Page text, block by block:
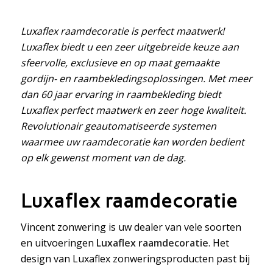
Luxaflex raamdecoratie is perfect maatwerk!
Luxaflex biedt u een zeer uitgebreide keuze aan
sfeervolle, exclusieve en op maat gemaakte
gordijn- en raambekledingsoplossingen. Met meer
dan 60 jaar ervaring in raambekleding biedt
Luxaflex perfect maatwerk en zeer hoge kwaliteit.
Revolutionair geautomatiseerde systemen
waarmee uw raamdecoratie kan worden bedient
op elk gewenst moment van de dag.
Luxaflex raamdecoratie
Vincent zonwering is uw dealer van vele soorten
en uitvoeringen Luxaflex raamdecoratie. Het
design van Luxaflex zonweringsproducten past bij